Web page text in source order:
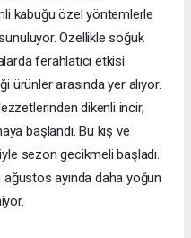
kabuğu özel yöntemlerle
Özellikle soğuk
ferahlatıcı etkisi
ürünler arasında yer alıyor.
dikenli incir,
başlandı. Bu kış ve
sezon gecikmeli başladı.
ayında daha yoğun